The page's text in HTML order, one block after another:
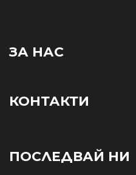
ЗА НАС
КОНТАКТИ
ПОСЛЕДВАЙ НИ